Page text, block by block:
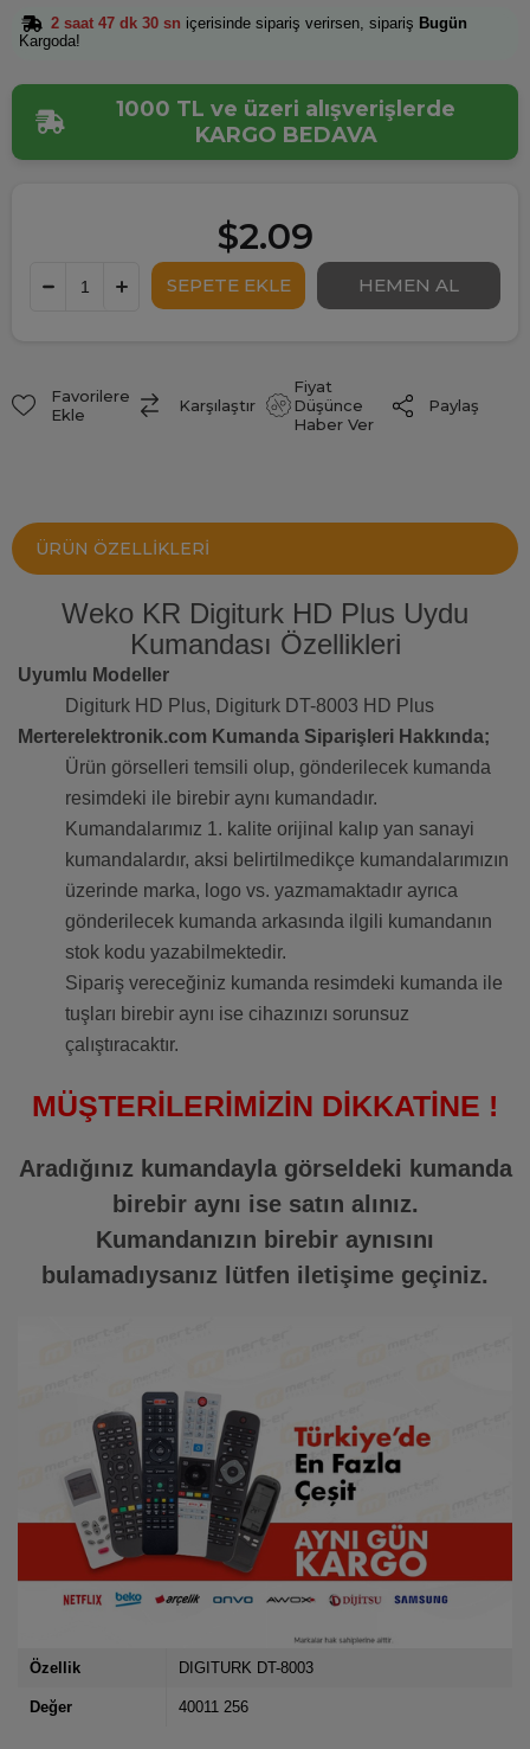
2 saat 47 dk 30 sn içerisinde sipariş verirsen, sipariş Bugün
Kargoda!
1000 TL ve üzeri alışverişlerde
KARGO BEDAVA
$2.09
Favorilere
Ekle
Karşılaştır
Fiyat
Düşünce
Haber Ver
Paylaş
ÜRÜN ÖZELLIKLERI
Weko KR Digiturk HD Plus Uydu
Kumandası Özellikleri
Uyumlu Modeller
Digiturk HD Plus, Digiturk DT-8003 HD Plus
Merterelektronik.com Kumanda Siparişleri Hakkında;
Ürün görselleri temsili olup, gönderilecek kumanda
resimdeki ile birebir aynı kumandadır.
Kumandalarımız 1. kalite orijinal kalıp yan sanayi
kumandalardır, aksi belirtilmedikçe kumandalarımızın
üzerinde marka, logo vs. yazmamaktadır ayrıca
gönderilecek kumanda arkasında ilgili kumandanın
stok kodu yazabilmektedir.
Sipariş vereceğiniz kumanda resimdeki kumanda ile
tuşları birebir aynı ise cihazınızı sorunsuz
çalıştıracaktır.
MÜŞTERİLERİMİZİN DİKKATİNE !
Aradığınız kumandayla görseldeki kumanda
birebir aynı ise satın alınız.
Kumandanızın birebir aynısını
bulamadıysanız lütfen iletişime geçiniz.
Özellik DIGITURK DT-8003
Değer 40011 256